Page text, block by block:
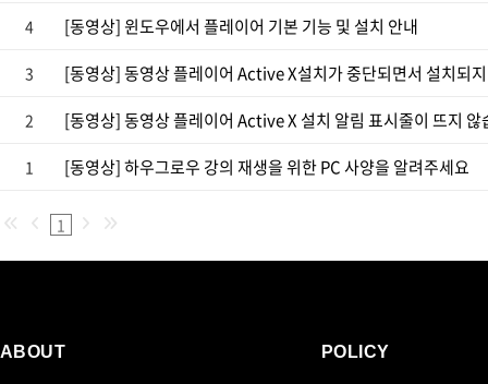
4 [동영상] 윈도우에서 플레이어 기본 기능 및 설치 안내
3 [동영상] 동영상 플레이어 Active X설치가 중단되면서 설치되
2 [동영상] 동영상 플레이어 Active X 설치 알림 표시줄이 뜨지 않
1 [동영상] 하우그로우 강의 재생을 위한 PC 사양을 알려주세요
1
ABOUT POLICY